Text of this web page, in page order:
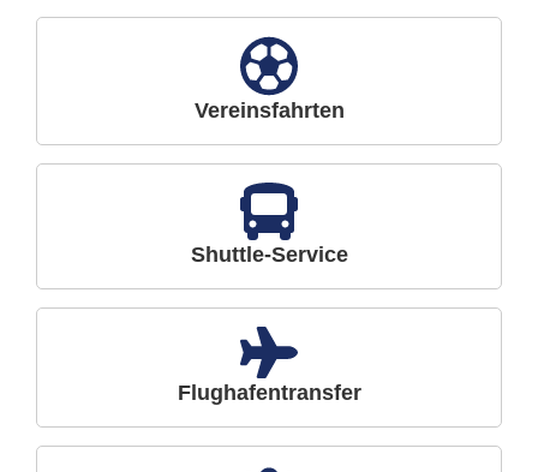
Vereinsfahrten
Shuttle-Service
Flughafentransfer